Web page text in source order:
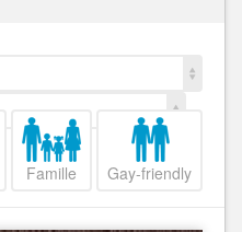
Famille Gay-friendly